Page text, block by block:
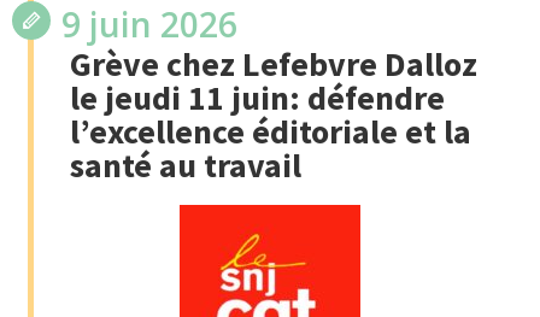
9 juin 2026
Grève chez Lefebvre Dalloz
le jeudi 11 juin: défendre
l’excellence éditoriale et la
santé au travail